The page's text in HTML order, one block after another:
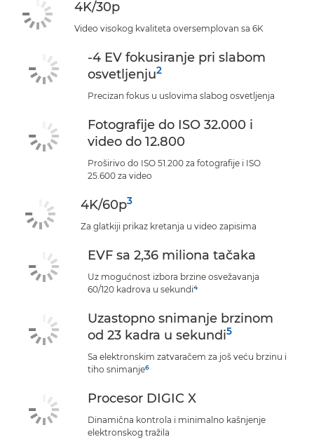
4K/30p
Video visokog kvaliteta oversemplovan sa 6K
-4 EV fokusiranje pri slabom
osvetljenju2
Precizan fokus u uslovima slabog osvetljenja
Fotografije do ISO 32.000 i
video do 12.800
Proširivo do ISO 51.200 za fotografije i ISO
25.600 za video
4K/60p3
Za glatkiji prikaz kretanja u video zapisima
EVF sa 2,36 miliona tačaka
Uz mogućnost izbora brzine osvežavanja
60/120 kadrova u sekundi4
Uzastopno snimanje brzinom
od 23 kadra u sekundi5
Sa elektronskim zatvaračem za još veću brzinu i
tiho snimanje6
Procesor DIGIC X
Dinamična kontrola i minimalno kašnjenje
elektronskog tražila